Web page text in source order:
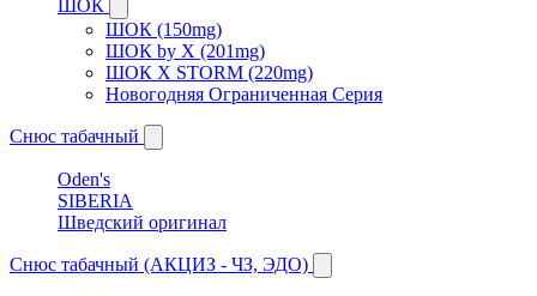
ШОК
ШОК (150mg)
ШОК by X (201mg)
ШОК X STORM (220mg)
Новогодняя Ограниченная Серия
Снюс табачный
Oden's
SIBERIA
Шведский оригинал
Снюс табачный (АКЦИЗ - ЧЗ, ЭДО)